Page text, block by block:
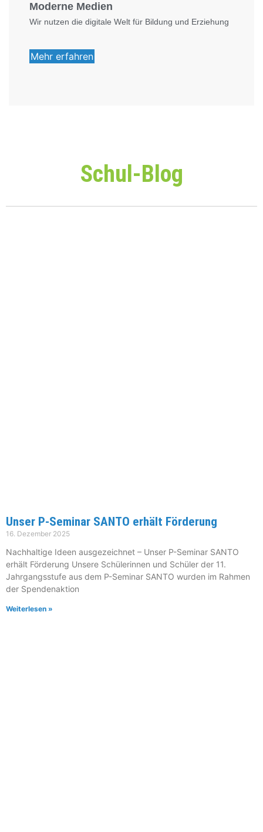
Moderne Medien
Wir nutzen die digitale Welt für Bildung und Erziehung
Mehr erfahren
Schul-Blog
Unser P-Seminar SANTO erhält Förderung
16. Dezember 2025
Nachhaltige Ideen ausgezeichnet – Unser P-Seminar SANTO
erhält Förderung Unsere Schülerinnen und Schüler der 11.
Jahrgangsstufe aus dem P-Seminar SANTO wurden im Rahmen
der Spendenaktion
Weiterlesen »